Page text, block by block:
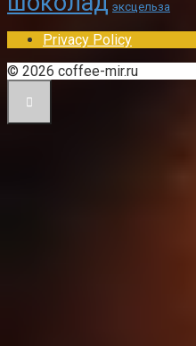
эксцельза
Privacy Policy
© 2026 coffee-mir.ru